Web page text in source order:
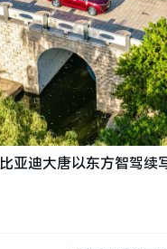
亚迪大唐以东方智驾续